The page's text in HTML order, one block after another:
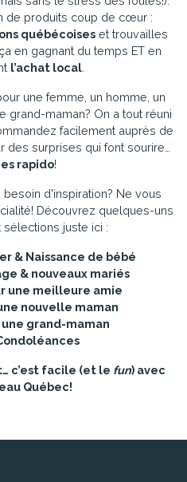
de produits coup de cœur :
québécoises et trouvailles
en gagnant du temps ET en
l’achat local
une femme, un homme, un
grand-maman? On a tout réuni
facilement auprès de
surprises qui font sourire…
rapido!
besoin d'inspiration? Ne vous
Découvrez quelques-uns
juste ici :
& Naissance de bébé
& nouveaux mariés
une meilleure amie
nouvelle maman
grand-maman
c’est facile (et le fun) avec
Québec!